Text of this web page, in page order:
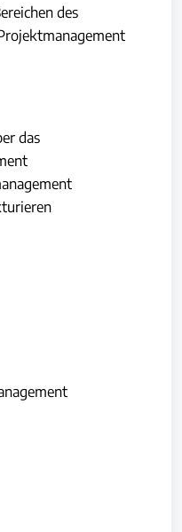
des
das